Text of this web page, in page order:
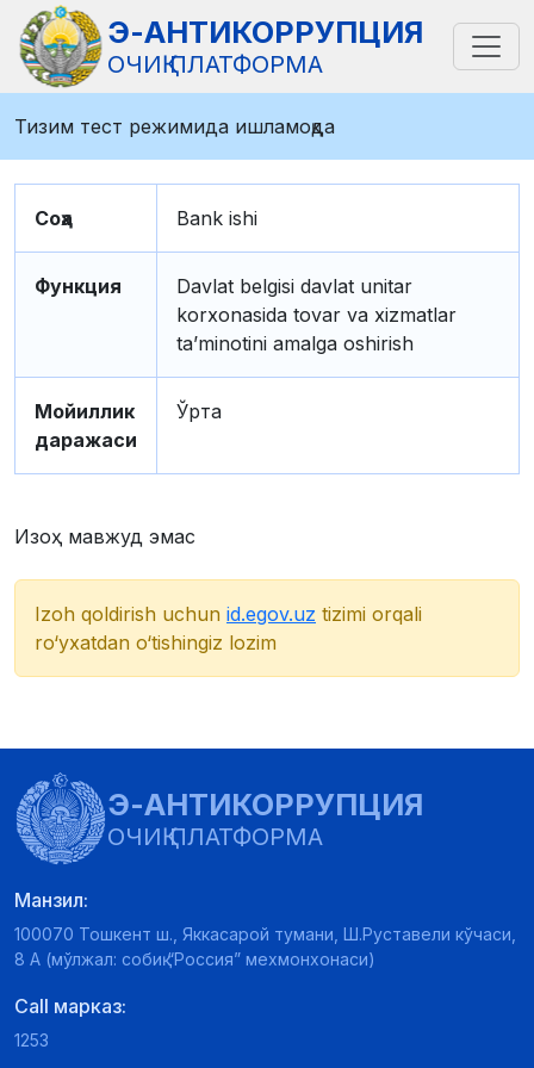
Э-АНТИКОРРУПЦИЯ
ОЧИҚ ПЛАТФОРМА
Тизим тест режимида ишламоқда
Соҳа Bank ishi
Функция
Davlat belgisi davlat unitar
korxonasida tovar va xizmatlar
taʼminotini amalga oshirish
Мойиллик
даражаси
Ўрта
Изоҳ мавжуд эмас
Izoh qoldirish uchun id.egov.uz tizimi orqali
ro‘yxatdan o‘tishingiz lozim
Э-АНТИКОРРУПЦИЯ
ОЧИҚ ПЛАТФОРМА
Манзил:
100070 Тошкент ш., Яккасарой тумани, Ш.Руставели кўчаси,
8 А (мўлжал: собиқ “Россия” мехмонхонаси)
Call марказ:
1253